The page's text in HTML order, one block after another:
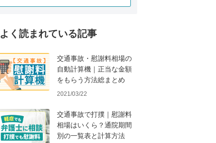
よく読まれている記事
交通事故・慰謝料相場の
自動計算機｜正当な金額
をもらう方法総まとめ
2021/03/22
交通事故で打撲｜慰謝料
相場はいくら？通院期間
別の一覧表と計算方法